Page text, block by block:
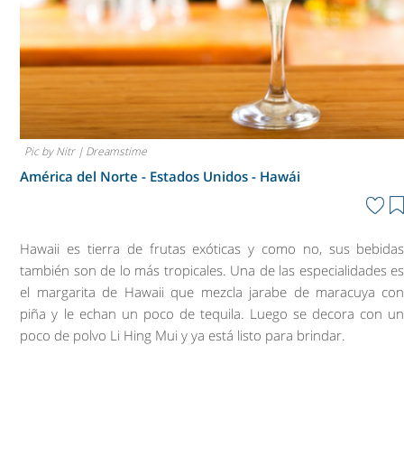
Pic by Nitr | Dreamstime
América del Norte - Estados Unidos - Hawái
Hawaii es tierra de frutas exóticas y como no, sus bebidas
también son de lo más tropicales. Una de las especialidades es
el margarita de Hawaii que mezcla jarabe de maracuya con
piña y le echan un poco de tequila. Luego se decora con un
poco de polvo Li Hing Mui y ya está listo para brindar.